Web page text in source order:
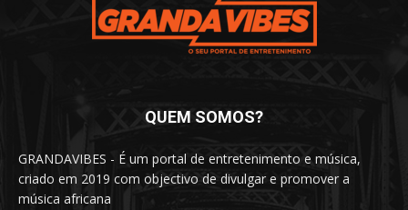
QUEM SOMOS?
GRANDAVIBES - É um portal de entretenimento e música,
criado em 2019 com objectivo de divulgar e promover a
música africana